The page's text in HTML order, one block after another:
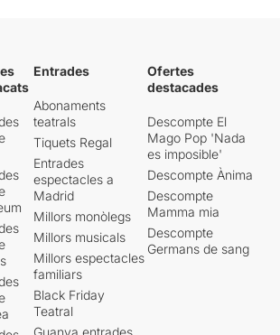
Entrades
Abonaments
teatrals
Tiquets Regal
Entrades
espectacles a
Madrid
Millors monòlegs
Millors musicals
Millors espectacles
familiars
Black Friday
Teatral
Ofertes
destacades
Descompte El
Mago Pop 'Nada
es imposible'
Descompte Ànima
Descompte
Mamma mia
Descompte
Germans de sang